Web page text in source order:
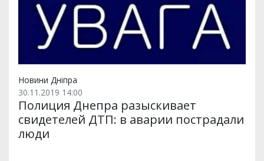
Новини Дніпра
30.11.2019 14:00
Полиция Днепра разыскивает
свидетелей ДТП: в аварии пострадали
люди